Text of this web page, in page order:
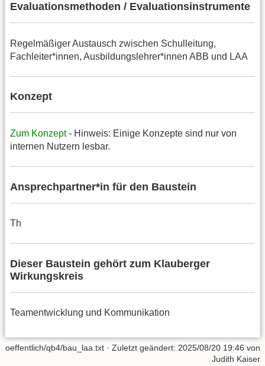
Evaluationsmethoden / Evaluationsinstrumente
Regelmäßiger Austausch zwischen Schulleitung,
Fachleiter*innen, Ausbildungslehrer*innen ABB und LAA
Konzept
Zum Konzept- Hinweis: Einige Konzepte sind nur von
internen Nutzern lesbar.
Ansprechpartner*in für den Baustein
Th
Dieser Baustein gehört zum Klauberger
Wirkungskreis
Teamentwicklung und Kommunikation
oeffentlich/qb4/bau_laa.txt · Zuletzt geändert: 2025/08/20 19:46 von
Judith Kaiser